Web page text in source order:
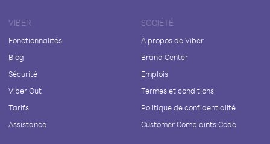
VIBER
Fonctionnalités
Blog
Sécurité
Viber Out
Tarifs
Assistance
SOCIÉTÉ
À propos de Viber
Brand Center
Emplois
Termes et conditions
Politique de confidentialité
Customer Complaints Code